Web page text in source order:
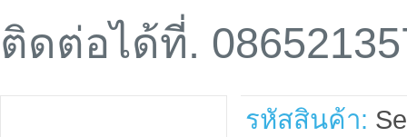
ติดต่อได้ที่.
รหัสสินค้า: